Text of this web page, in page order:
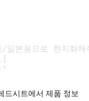
일본용으로 현지화해
드시트에서 제품 정보